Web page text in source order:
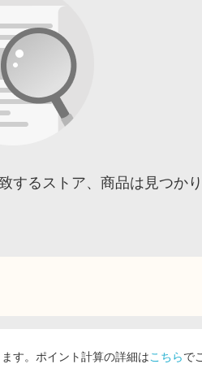
するストア、商品は見つかり
す。ポイント計算の詳細はこちらで